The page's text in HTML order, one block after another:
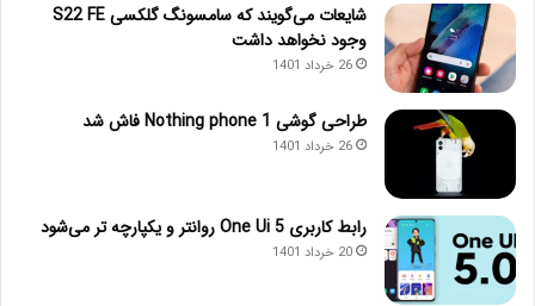
شایعات می‌گویند که سامسونگ گلکسی S22 FE
وجود نخواهد داشت
26 خرداد 1401
طراحی گوشی Nothing phone 1 فاش شد
26 خرداد 1401
رابط کاربری One Ui 5 روانتر و یکپارچه تر می‌شود
20 خرداد 1401